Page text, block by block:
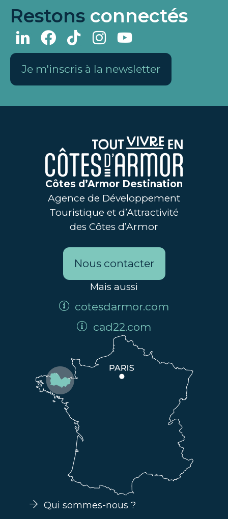
Restons connectés
Je m'inscris à la newsletter
Côtes d’Armor Destination
Agence de Développement
Touristique et d’Attractivité
des Côtes d’Armor
Nous contacter
Mais aussi
cotesdarmor.com
cad22.com
Qui sommes-nous ?